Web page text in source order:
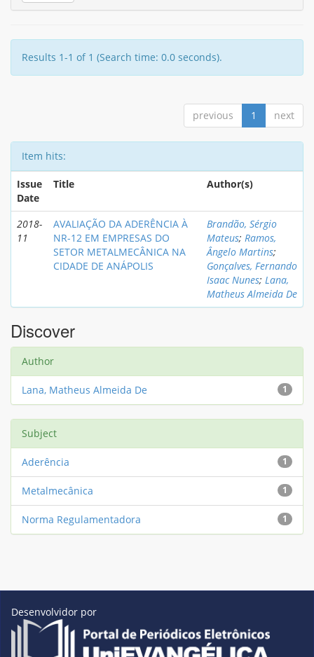
Results 1-1 of 1 (Search time: 0.0 seconds).
previous 1 next
Item hits:
Issue
Date
Title Author(s)
2018-
11
AVALIAÇÃO DA ADERÊNCIA À
NR-12 EM EMPRESAS DO
SETOR METALMECÂNICA NA
CIDADE DE ANÁPOLIS
Brandão, Sérgio
Mateus; Ramos,
Ângelo Martins;
Gonçalves, Fernando
Isaac Nunes; Lana,
Matheus Almeida De
Discover
Author
1
Lana, Matheus Almeida De
Subject
1
Aderência
1
Metalmecânica
1
Norma Regulamentadora
Desenvolvidor por